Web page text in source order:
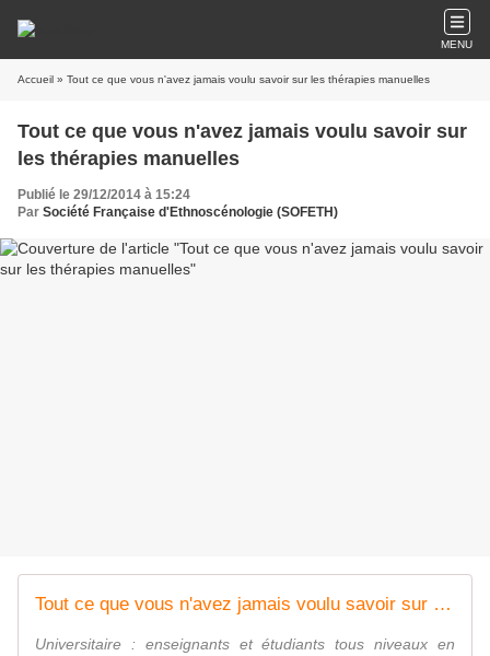
MENU
Accueil » Tout ce que vous n'avez jamais voulu savoir sur les thérapies manuelles
Tout ce que vous n'avez jamais voulu savoir sur
les thérapies manuelles
Publié le 29/12/2014 à 15:24
Par Société Française d'Ethnoscénologie (SOFETH)
Tout ce que vous n'avez jamais voulu savoir sur les thérapies manuelles
Universitaire : enseignants et étudiants tous niveaux en